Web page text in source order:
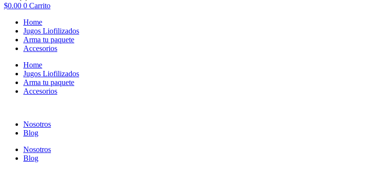
$0.00 0 Carrito
Home
Jugos Liofilizados
Arma tu paquete
Accesorios
Home
Jugos Liofilizados
Arma tu paquete
Accesorios
Nosotros
Blog
Nosotros
Blog